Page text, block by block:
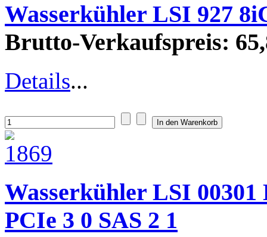
Wasserkühler LSI 927
Brutto-Verkaufspreis:
Details...
Wasserkühler LSI
PCIe 3 0 SAS 2 1